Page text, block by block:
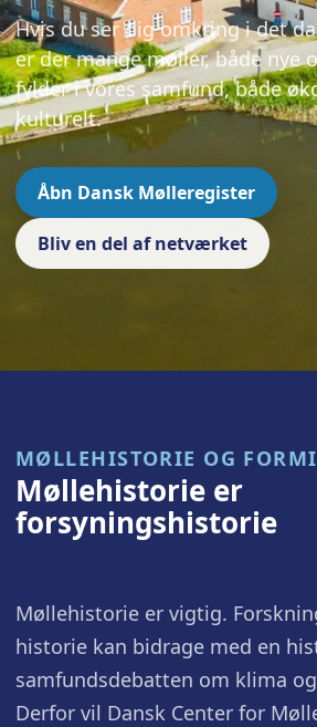
Hvis du ser dig omkring i det
er der mange møller, både nye
fylder i vores samfund, både
kulturelt.
Åbn Dansk Mølleregister
Bliv en del af netværket
MØLLEHISTORIE OG
Møllehistorie er
forsyningshistorie
Møllehistorie er vigtig.
historie kan bidrage med en
samfundsdebatten om klima
Derfor vil Dansk Center for